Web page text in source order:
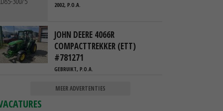
2002, P.O.A.
JOHN DEERE 4066R
COMPACTTREKKER (ETT)
#781271
GEBRUIKT, P.O.A.
MEER ADVERTENTIES